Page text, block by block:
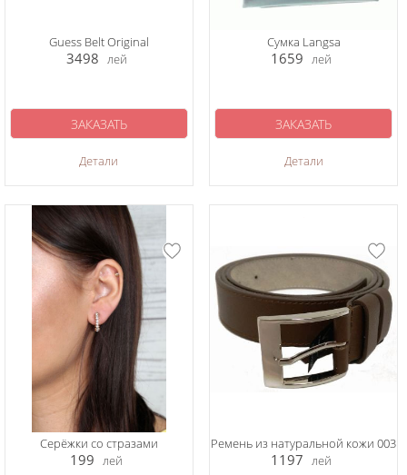
Guess Belt Original
3498 лей
Детали
ЗАКАЗАТЬ
Сумка Langsa
1659 лей
Детали
ЗАКАЗАТЬ
Серёжки со стразами
199 лей
Ремень из натуральной кожи 003
1197 лей